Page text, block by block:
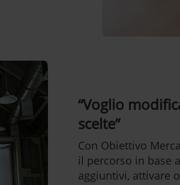
“Voglio
scelte”
Con Obiettivo
il percorso in base
aggiuntivi, attivare